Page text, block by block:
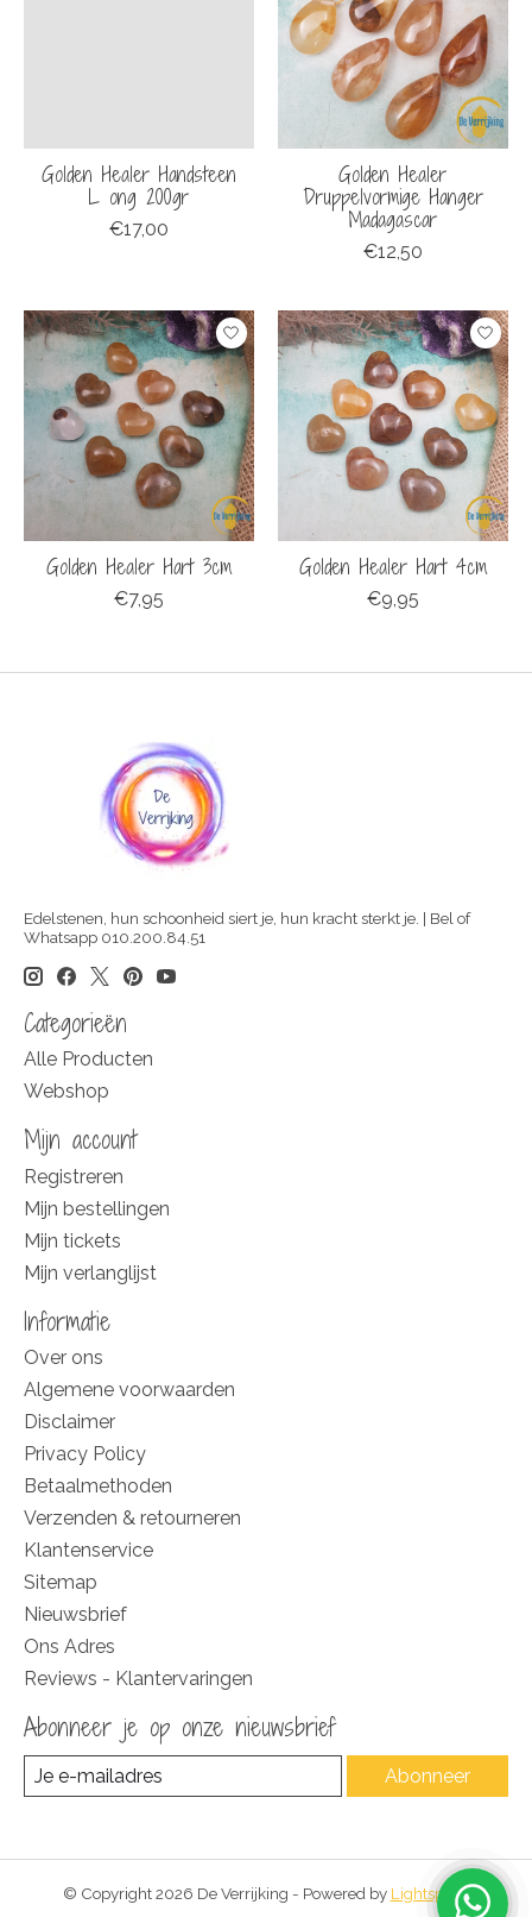
Golden Healer Handsteen
L ong 200gr
€17,00
Golden Healer
Druppelvormige Hanger
Madagascar
€12,50
Golden Healer Hart 3cm
€7,95
Golden Healer Hart 4cm
€9,95
Edelstenen, hun schoonheid siert je, hun kracht sterkt je. | Bel of
Whatsapp 010.200.84.51
Categorieën
Alle Producten
Webshop
Mijn account
Registreren
Mijn bestellingen
Mijn tickets
Mijn verlanglijst
Informatie
Over ons
Algemene voorwaarden
Disclaimer
Privacy Policy
Betaalmethoden
Verzenden & retourneren
Klantenservice
Sitemap
Nieuwsbrief
Ons Adres
Reviews - Klantervaringen
Abonneer je op onze nieuwsbrief
Abonneer
© Copyright 2026 De Verrijking - Powered by Lightspeed